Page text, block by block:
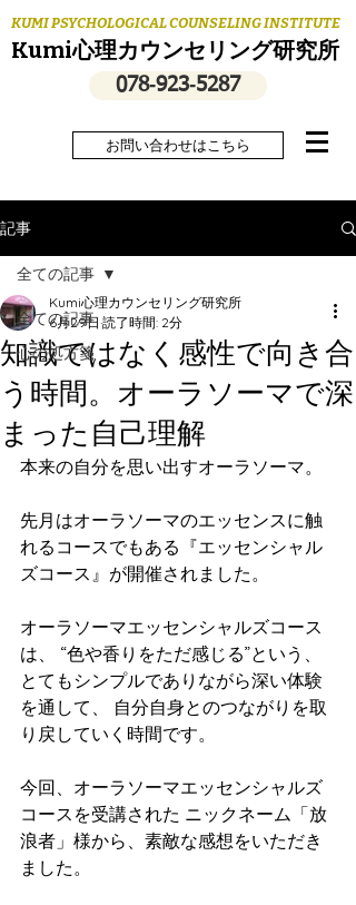
KUMI PSYCHOLOGICAL COUNSELING INSTITUTE
Kumi心理カウンセリング研究所
078‐923‐5287
お問い合わせはこちら
記事
全ての記事
心の処方箋
全ての記事
知識ではなく感性で向き合
う時間。オーラソーマで深
まった自己理解
Kumi心理カウンセリング研究所
6月29日 読了時間: 2分
本来の自分を思い出すオーラソーマ。
先月はオーラソーマのエッセンスに触
れるコースでもある『エッセンシャル
ズコース』が開催されました。
オーラソーマエッセンシャルズコース
は、 “色や香りをただ感じる”という、
とてもシンプルでありながら深い体験
を通して、 自分自身とのつながりを取
り戻していく時間です。
今回、オーラソーマエッセンシャルズ
コースを受講された ニックネーム「放
浪者」様から、素敵な感想をいただき
ました。